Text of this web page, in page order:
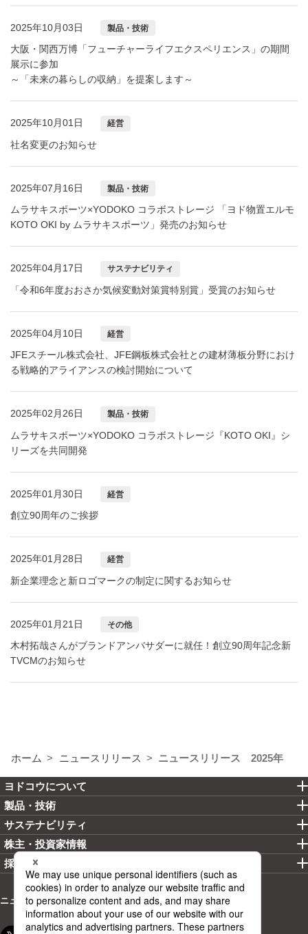
2025年10月03日 製品・技術
大阪・関西万博「フューチャーライフエクスペリエンス」の期間
展示に参加
～「未来の暮らしの収納」を提案します～
2025年10月01日 経営
社名変更のお知らせ
2025年07月16日 製品・技術
ムラサキスポーツ×YODOKO コラボストレージ 「ヨド物置エルモ
KOTO OKI by ムラサキスポーツ」発売のお知らせ
2025年04月17日 サステナビリティ
「令和6年度おおさか気候変動対策賞特別賞」受賞のお知らせ
2025年04月10日 経営
JFEスチール株式会社、JFE鋼板株式会社との建材薄板分野におけ
る戦略的アライアンスの検討開始について
2025年02月26日 製品・技術
ムラサキスポーツ×YODOKO コラボストレージ『KOTO OKI』シ
リーズを共同開発
2025年01月30日 経営
創立90周年のご挨拶
2025年01月28日 経営
新企業理念と新ロゴマークの制定に関するお知らせ
2025年01月21日 その他
木村拓哉さんがブランドアンバサダーに就任！創立90周年記念新
TVCMのお知らせ
ホーム ニュースリリース ニュースリリース 2025年
ヨドコウについて
製品・技術
サステナビリティ
株主・投資家情報
採用情報
ニュースリリース お問い合わせ カタログ